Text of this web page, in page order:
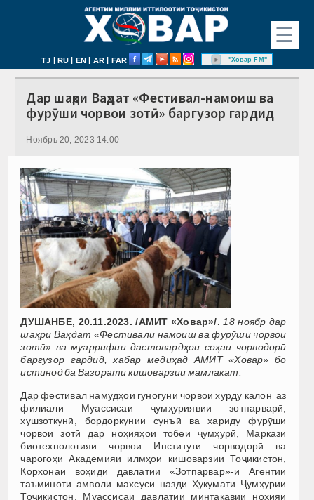
☰
TJ | RU | EN | AR | FAR "Ховар FM"
Дар шаҳри Ваҳдат «Фестивал-намоиш ва
фурӯши чорвои зотӣ» баргузор гардид
Ноябрь 20, 2023 14:00
ДУШАНБЕ, 20.11.2023. /АМИТ «Ховар»/. 18 ноябр дар
шаҳри Ваҳдат «Фестивали намоиш ва фурӯши чорвои
зотӣ» ва муаррифии дастовардҳои соҳаи чорводорӣ
баргузор гардид, хабар медиҳад АМИТ «Ховар» бо
истинод ба Вазорати кишоварзии мамлакат.
Дар фестивал намудҳои гуногуни чорвои хурду калон аз
филиали Муассисаи ҷумҳуриявии зотпарварӣ,
хушзоткунӣ, бордоркунии сунъӣ ва хариду фурӯши
чорвои зотӣ дар ноҳияҳои тобеи ҷумҳурӣ, Маркази
биотехнологияи чорвои Институти чорводорӣ ва
чарогоҳи Академияи илмҳои кишоварзии Тоҷикистон,
Корхонаи воҳиди давлатии «Зотпарвар»-и Агентии
таъминоти амволи махсуси назди Ҳукумати Ҷумҳурии
Тоҷикистон, Муассисаи давлатии минтақавии ноҳияи